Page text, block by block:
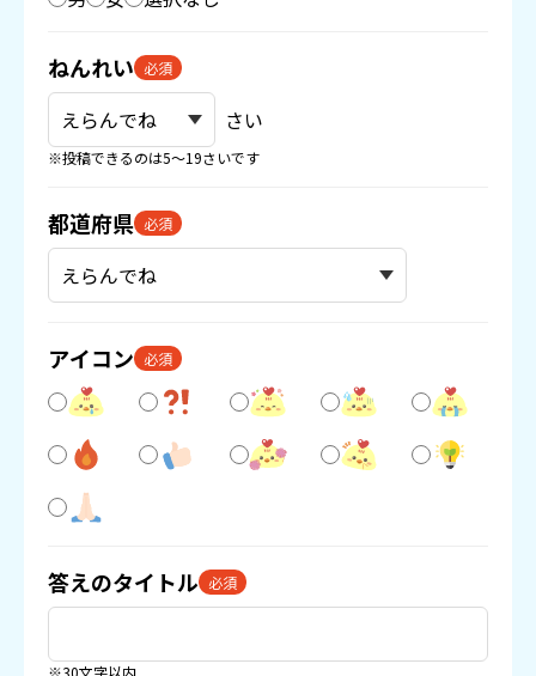
ねんれい 必須
さい
※投稿できるのは5〜19さいです
都道府県 必須
アイコン 必須
答えのタイトル 必須